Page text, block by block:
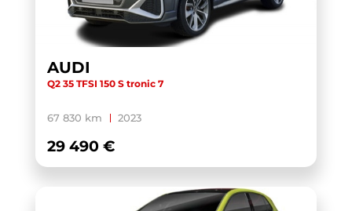
X-TRAIL (1)
X1 F48 LCI (1)
X1 U11 (1)
YARIS HYBRIDE MY22
AUDI
Q2 35 TFSI 150 S tronic 7
67 830 km 2023
29 490 €